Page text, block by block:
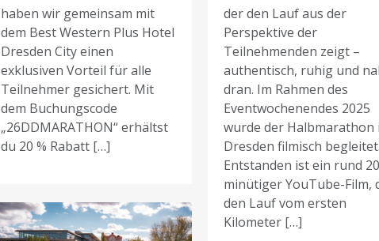
haben wir gemeinsam mit
dem Best Western Plus Hotel
Dresden City einen
exklusiven Vorteil für alle
Teilnehmer gesichert. Mit
dem Buchungscode
„26DDMARATHON“ erhältst
du 20 % Rabatt […]
der den Lauf aus der
Perspektive der
Teilnehmenden zeigt –
authentisch, ruhig und
dran. Im Rahmen des
Eventwochenendes 2025
wurde der Halbmarathon
Dresden filmisch begleitet.
Entstanden ist ein rund
minütiger YouTube-Film,
den Lauf vom ersten
Kilometer […]